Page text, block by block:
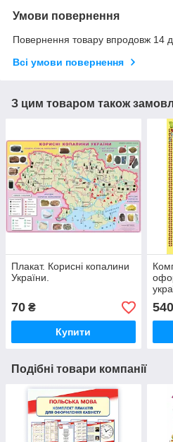
Умови повернення
Повернення товару впродовж 14
Всі умови повернення
З цим товаром також
Плакат. Корисні копалини
України.
70 ₴
Купити
540
Подібні товари компанії